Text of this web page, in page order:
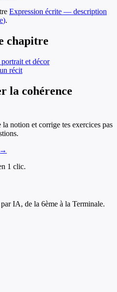
Expression écrite — description
).
chapitre
et décor
récit
la cohérence
notion et corrige tes exercices pas
→
1 clic.
IA, de la 6ème à la Terminale.